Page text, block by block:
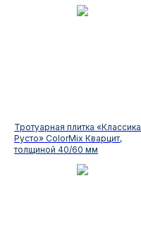
Тротуарная плитка «Классика
Русто» ColorMix Кварцит,
толщиной 40/60 мм